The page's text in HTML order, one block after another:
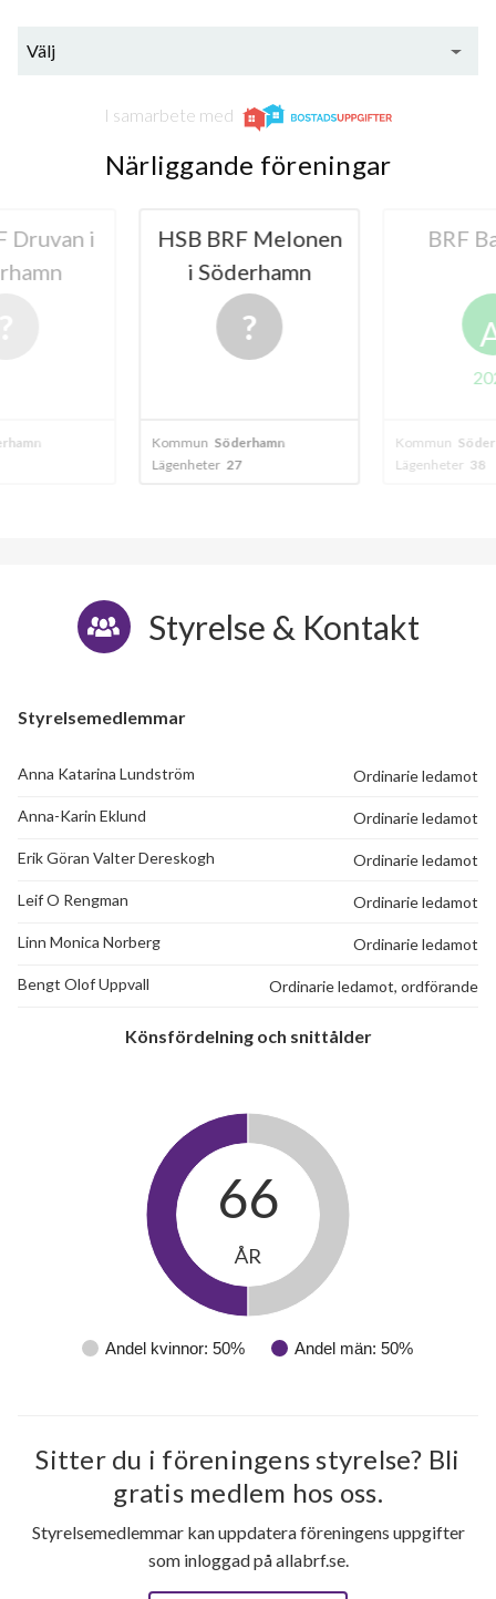
101
Välj
I samarbete med
Närliggande föreningar
Druvan i
HSB BRF Melonen
i Söderhamn
Kommun Söderhamn
Lägenheter 27
BRF
Kommun
Lägenheter 38
Styrelse & Kontakt
Styrelsemedlemmar
Anna Katarina Lundström Ordinarie ledamot
Anna-Karin Eklund Ordinarie ledamot
Erik Göran Valter Dereskogh Ordinarie ledamot
Leif O Rengman Ordinarie ledamot
Linn Monica Norberg Ordinarie ledamot
Bengt Olof Uppvall Ordinarie ledamot, ordförande
Könsfördelning och snittålder
Andel kvinnor: 50% Andel män: 50%
66
ÅR
Sitter du i föreningens styrelse? Bli
gratis medlem hos oss.
Styrelsemedlemmar kan uppdatera föreningens uppgifter
som inloggad på allabrf.se.